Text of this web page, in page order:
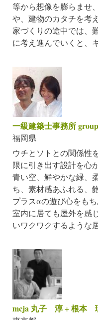
等から想像を膨らませ
や、建物のカタチを考
家づくりの途中では、
に考え進んでいくと、
一級建築士事務所
福岡県
ウチとソトとの関係性
限に引き出す設計を心
青い空、鮮やかな緑、
ち、素材感あふれる、
プラスαの遊び心をも
室内に居ても屋外を感
いワクワクするような
mcja 丸子 淳 + 根本